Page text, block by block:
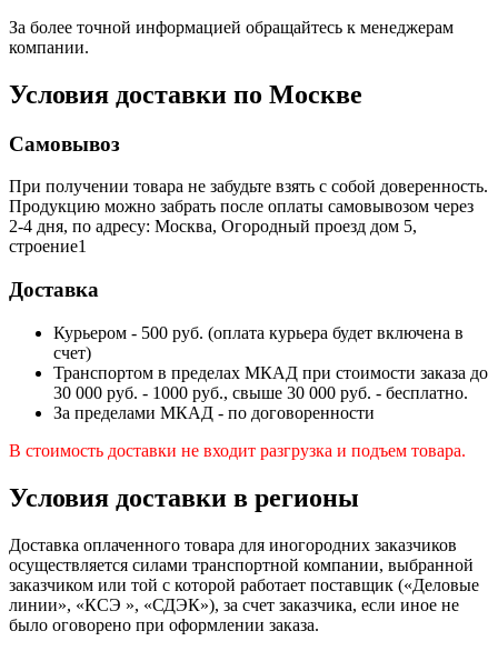
За более точной информацией обращайтесь к менеджерам
компании.
Условия доставки по Москве
Самовывоз
При получении товара не забудьте взять с собой доверенность.
Продукцию можно забрать после оплаты самовывозом через
2-4 дня, по адресу: Москва, Огородный проезд дом 5,
строение1
Доставка
Курьером - 500 руб. (оплата курьера будет включена в
счет)
Транспортом в пределах МКАД при стоимости заказа до
30 000 руб. - 1000 руб., свыше 30 000 руб. - бесплатно.
За пределами МКАД - по договоренности
В стоимость доставки не входит разгрузка и подъем товара.
Условия доставки в регионы
Доставка оплаченного товара для иногородних заказчиков
осуществляется силами транспортной компании, выбранной
заказчиком или той с которой работает поставщик («Деловые
линии», «КСЭ », «СДЭК»), за счет заказчика, если иное не
было оговорено при оформлении заказа.